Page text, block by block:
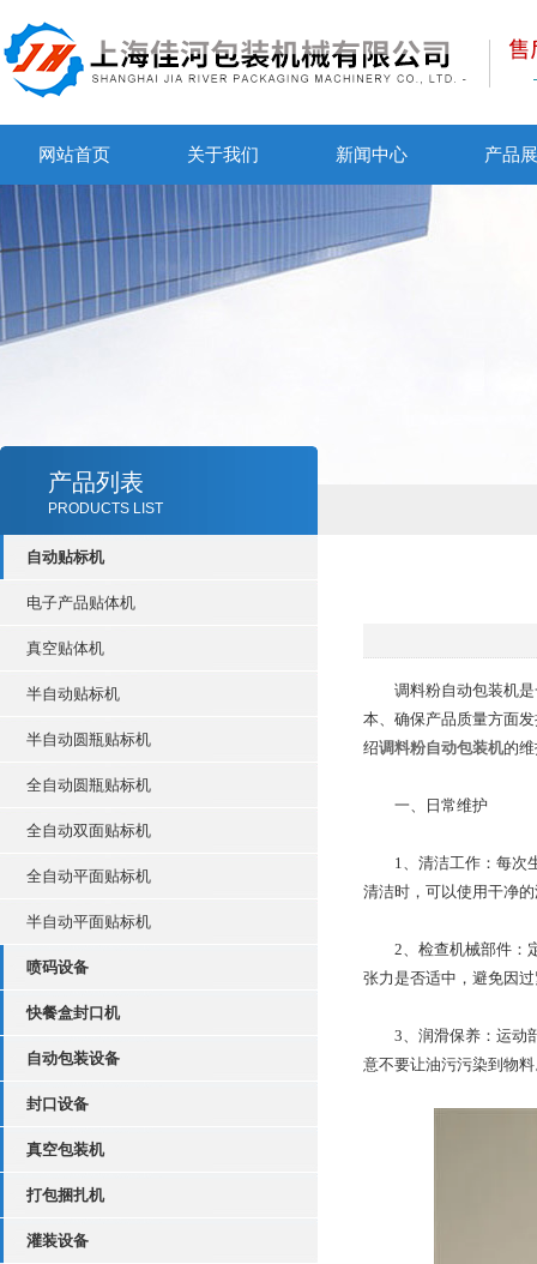
网站首页 关于我们 新闻中心 产品
产品列表
PRODUCTS LIST
自动贴标机
电子产品贴体机
真空贴体机
半自动贴标机
半自动圆瓶贴标机
全自动圆瓶贴标机
全自动双面贴标机
全自动平面贴标机
半自动平面贴标机
喷码设备
快餐盒封口机
自动包装设备
封口设备
真空包装机
打包捆扎机
灌装设备
调料粉自动包装机是
本、确保产品质量方面
绍调料粉自动包装机的
一、日常维护
1、清洁工作：每次生
清洁时，可以使用干净
2、检查机械部件：定
张力是否适中，避免因
3、润滑保养：运动部
意不要让油污污染到物